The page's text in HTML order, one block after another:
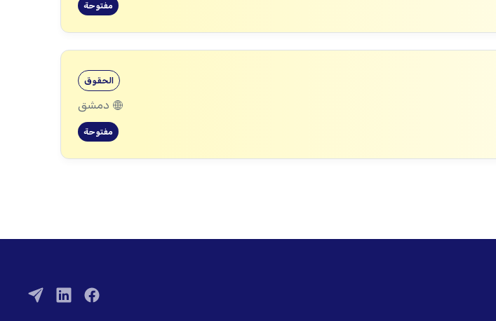
مفتوحة
الحقوق
دمشق
مفتوحة